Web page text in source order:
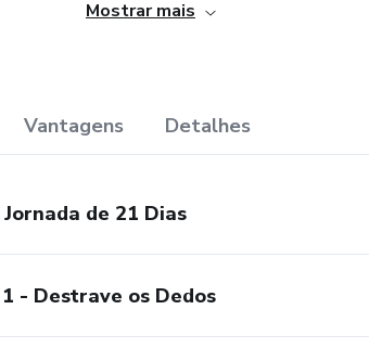
Mostrar mais
Vantagens Detalhes
Jornada de 21 Dias
- Destrave os Dedos